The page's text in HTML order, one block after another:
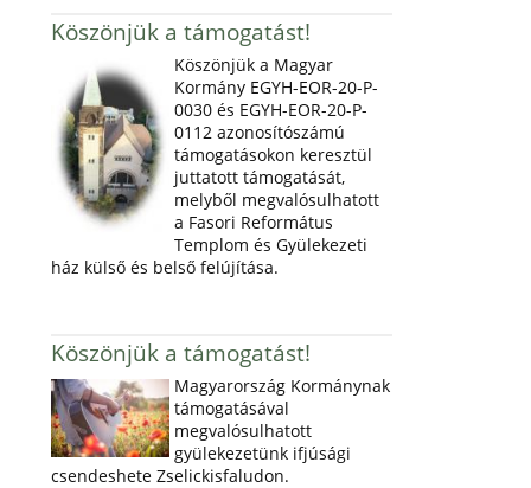
Köszönjük a támogatást!
Köszönjük a Magyar
Kormány EGYH-EOR-20-P-
0030 és EGYH-EOR-20-P-
0112 azonosítószámú
támogatásokon keresztül
juttatott támogatását,
melyből megvalósulhatott
a Fasori Református
Templom és Gyülekezeti
ház külső és belső felújítása.
Köszönjük a támogatást!
Magyarország Kormánynak
támogatásával
megvalósulhatott
gyülekezetünk ifjúsági
csendeshete Zselickisfaludon.